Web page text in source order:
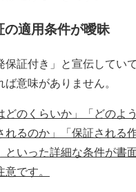
の適用条件が曖昧
保証付き」と宣伝してい
ば意味がありません。
どのくらいか」「どのよ
れるのか」「保証される
といった詳細な条件が書
です。